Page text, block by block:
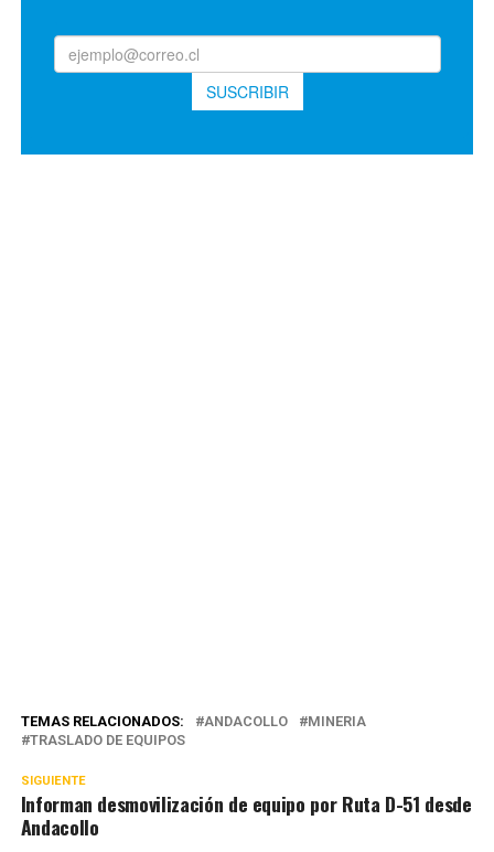
TEMAS RELACIONADOS: ANDACOLLO
MINERIA
TRASLADO DE EQUIPOS
SIGUIENTE
Informan desmovilización de equipo por Ruta D-51 desde
Andacollo